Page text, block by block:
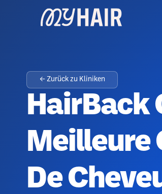
← Zurück zu Kliniken
HairBack
Meilleure
De